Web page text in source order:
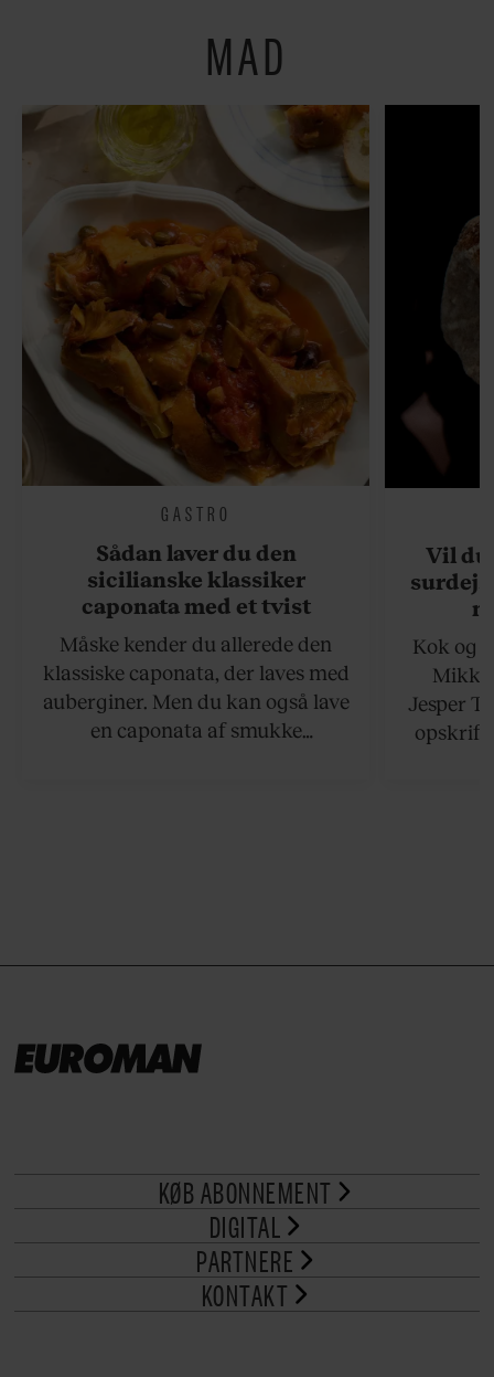
MAD
GASTRO
Sådan laver du den
sicilianske klassiker
caponata med et tvist
Måske kender du allerede den
klassiske caponata, der laves med
auberginer. Men du kan også lave
en caponata af smukke
Vil du
Kok og
Jesper
opskrift
KØB ABONNEMENT
DIGITAL
PARTNERE
KONTAKT